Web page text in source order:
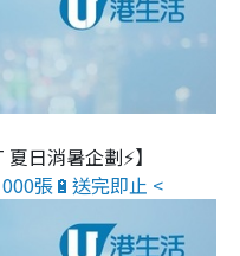
夏日消暑企劃⚡】
張🔋送完即止 <